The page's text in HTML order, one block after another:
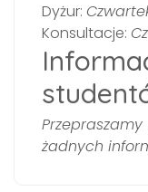
Dyżur:
Konsultacje:
żadnych